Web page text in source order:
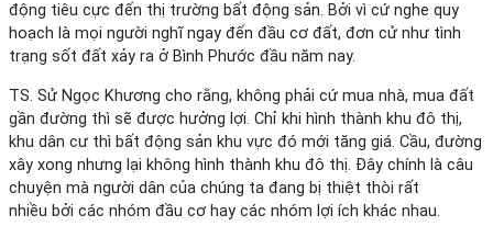
động tiêu cực đến thị trường bất động sản. Bởi vì cứ nghe quy
hoạch là mọi người nghĩ ngay đến đầu cơ đất, đơn cử như tình
trạng sốt đất xảy ra ở Bình Phước đầu năm nay.
TS. Sử Ngọc Khương cho rằng, không phải cứ mua nhà, mua đất
gần đường thì sẽ được hưởng lợi. Chỉ khi hình thành khu đô thị,
khu dân cư thì bất động sản khu vực đó mới tăng giá. Cầu, đường
xây xong nhưng lại không hình thành khu đô thị. Đây chính là câu
chuyện mà người dân của chúng ta đang bị thiệt thòi rất
nhiều bởi các nhóm đầu cơ hay các nhóm lợi ích khác nhau.